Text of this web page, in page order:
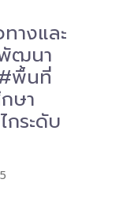
างและ
ฒนา
พื้นที่
ษา
ระดับ